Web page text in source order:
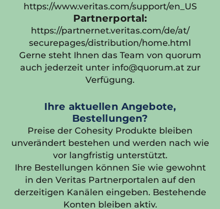
https://www.veritas.com/support/en_US
Partnerportal:
https://partnernet.veritas.com/de/at/
securepages/distribution/home.html
Gerne steht Ihnen das Team von quorum
auch jederzeit unter info@quorum.at zur
Verfügung.
Ihre aktuellen Angebote,
Bestellungen?
Preise der Cohesity Produkte bleiben
unverändert bestehen und werden nach wie
vor langfristig unterstützt.
Ihre Bestellungen können Sie wie gewohnt
in den Veritas Partnerportalen auf den
derzeitigen Kanälen eingeben. Bestehende
Konten bleiben aktiv.